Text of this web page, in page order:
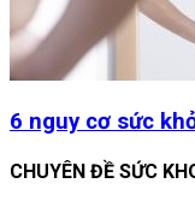
6 nguy cơ sức
CHUYÊN ĐỀ SỨC